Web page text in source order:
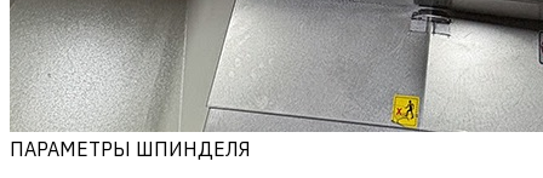
ПАРАМЕТРЫ ШПИНДЕЛЯ